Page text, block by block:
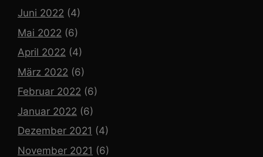
Juni 2022 (4)
Mai 2022 (6)
April 2022 (4)
März 2022 (6)
Februar 2022 (6)
Januar 2022 (6)
Dezember 2021 (4)
November 2021 (6)